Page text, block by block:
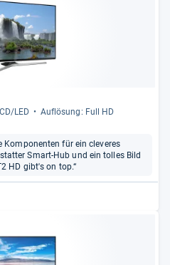
LED Auf­lö­sung: Full HD
Komponenten für ein cleveres
Smart-Hub und ein tolles Bild
HD gibt's on top.“